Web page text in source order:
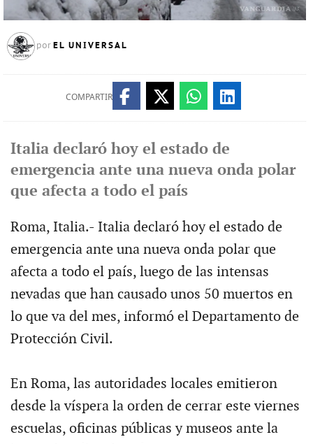
por EL UNIVERSAL
COMPARTIR
Italia declaró hoy el estado de
emergencia ante una nueva onda polar
que afecta a todo el país
Roma, Italia.- Italia declaró hoy el estado de
emergencia ante una nueva onda polar que
afecta a todo el país, luego de las intensas
nevadas que han causado unos 50 muertos en
lo que va del mes, informó el Departamento de
Protección Civil.
En Roma, las autoridades locales emitieron
desde la víspera la orden de cerrar este viernes
escuelas, oficinas públicas y museos ante la